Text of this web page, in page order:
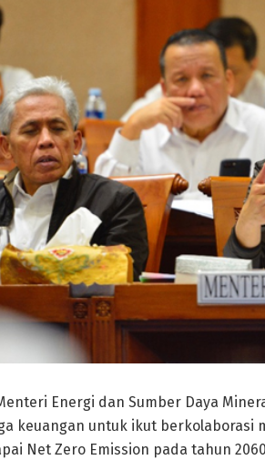
Energi dan Sumber Daya
keuangan untuk ikut berkolaborasi
Net Zero Emission pada tahun